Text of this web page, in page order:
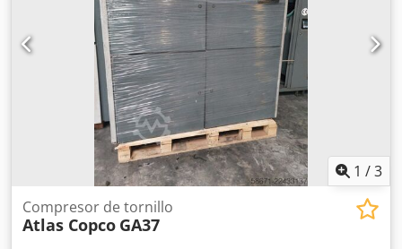
1 /3
Compresor de tornillo
Atlas Copco GA37